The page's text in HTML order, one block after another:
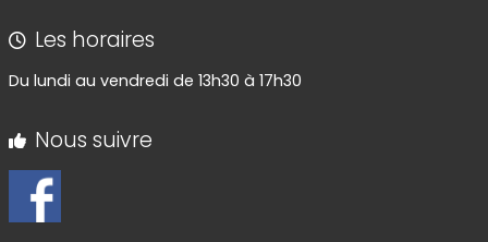
Les horaires
Du lundi au vendredi de 13h30 à 17h30
Nous suivre